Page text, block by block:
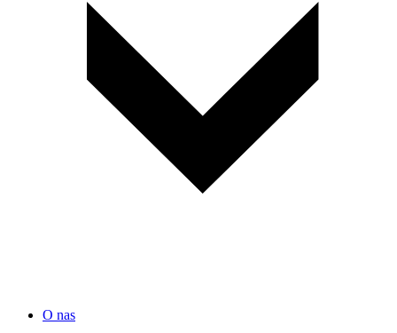
O nas